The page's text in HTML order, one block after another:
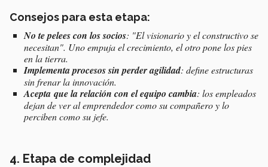
Consejos para esta etapa:
No te pelees con los socios: "El visionario y el constructivo se
necesitan". Uno empuja el crecimiento, el otro pone los pies
en la tierra.
Implementa procesos sin perder agilidad: define estructuras
sin frenar la innovación.
Acepta que la relación con el equipo cambia: los empleados
dejan de ver al emprendedor como su compañero y lo
perciben como su jefe.
4. Etapa de complejidad